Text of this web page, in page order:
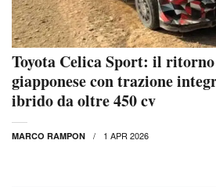
Toyota Celica Sport: il
giapponese con trazione
ibrido da oltre 450 cv
MARCO RAMPON 1 APR 2026